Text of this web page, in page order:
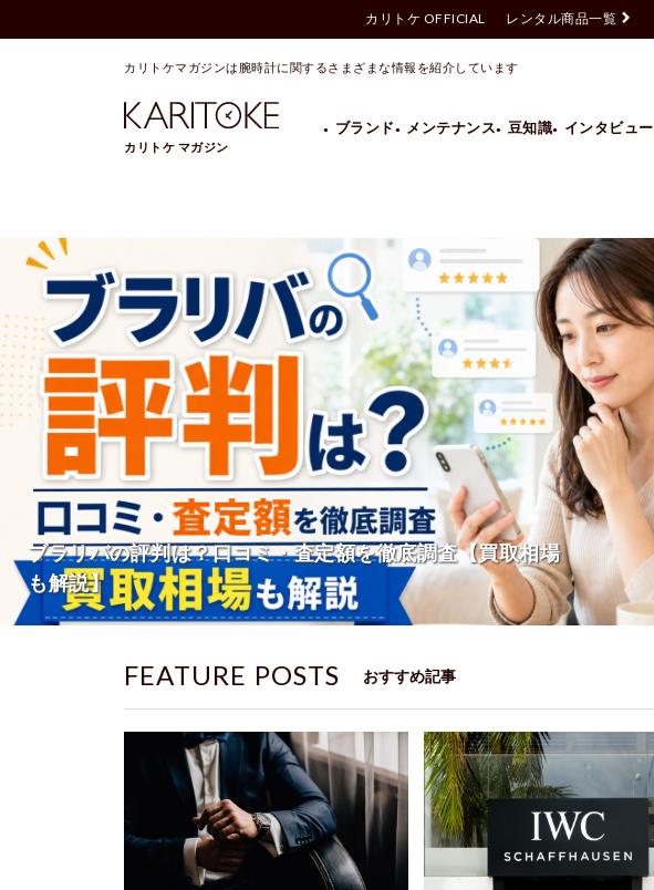
カリトケ OFFICIAL レンタル商品一覧
カリトケマガジンは腕時計に関するさまざまな情報を紹介しています
カリトケ マガジン
ブランド
OMEGA PANERAI ROLEX
メンテナンス 豆知識 インタビュー
ブラリバの評判は？口コミ・査定額を徹底調査【買取相場
も解説】
FEATURE POSTS おすすめ記事